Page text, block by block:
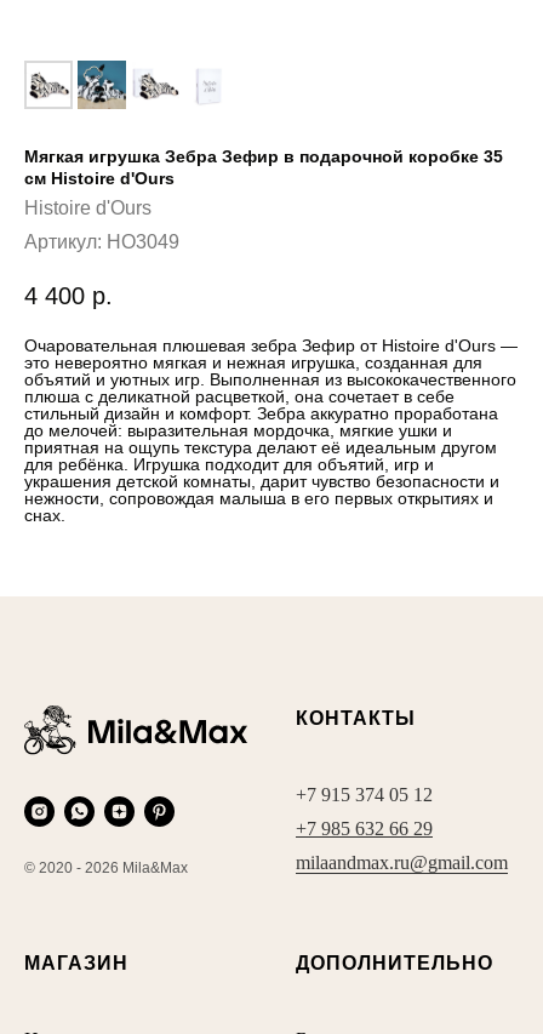
Мягкая игрушка Зебра Зефир в подарочной коробке 35
cм Histoire d'Ours
Histoire d'Ours
Артикул: HO3049
4 400 р.
Очаровательная плюшевая зебра Зефир от Histoire d'Ours —
это невероятно мягкая и нежная игрушка, созданная для
объятий и уютных игр. Выполненная из высококачественного
плюша с деликатной расцветкой, она сочетает в себе
стильный дизайн и комфорт. Зебра аккуратно проработана
до мелочей: выразительная мордочка, мягкие ушки и
приятная на ощупь текстура делают её идеальным другом
для ребёнка. Игрушка подходит для объятий, игр и
украшения детской комнаты, дарит чувство безопасности и
нежности, сопровождая малыша в его первых открытиях и
снах.
© 2020 - 2026 Mila&Max
КОНТАКТЫ
+7 915 374 05 12
+7 985 632 66 29
milaandmax.ru@gmail.com
МАГАЗИН ДОПОЛНИТЕЛЬНО